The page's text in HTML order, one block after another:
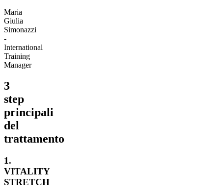
Maria
Giulia
Simonazzi
-
International
Training
Manager
3
step
principali
del
trattamento
1.
VITALITY
STRETCH